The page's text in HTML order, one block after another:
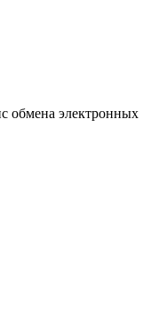
обмена электронных